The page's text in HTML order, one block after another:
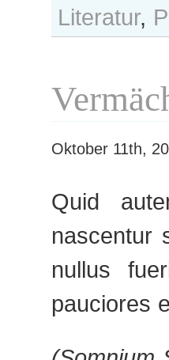
Literatur,
Oktober 11th,
Quid
nascentur
nullus
pauciores